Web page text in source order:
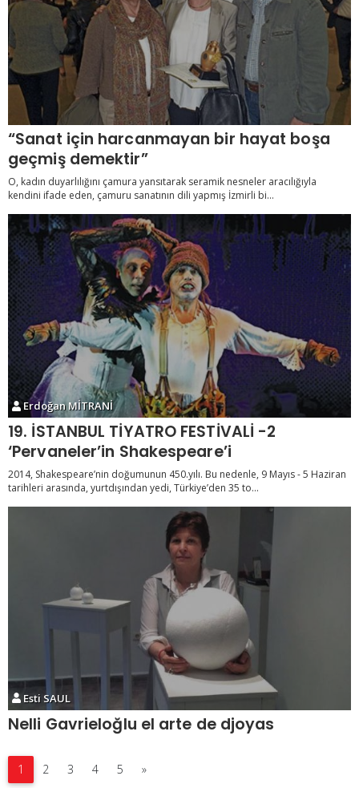
“Sanat için harcanmayan bir hayat boşa
geçmiş demektir”
O, kadın duyarlılığını çamura yansıtarak seramik nesneler aracılığıyla
kendini ifade eden, çamuru sanatının dili yapmış İzmirli bi...
Erdoğan MİTRANİ
19. İSTANBUL TİYATRO FESTİVALİ -2
‘Pervaneler’in Shakespeare’i
2014, Shakespeare’nin doğumunun 450.yılı. Bu nedenle, 9 Mayıs - 5 Haziran
tarihleri arasında, yurtdışından yedi, Türkiye’den 35 to...
Esti SAUL
Nelli Gavrieloğlu el arte de djoyas
1 2 3 4 5 »